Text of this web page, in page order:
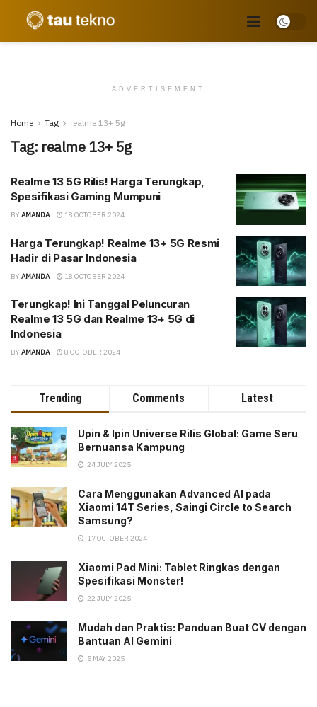
ADVERTISEMENT
Home Tag realme 13+ 5g
Tag: realme 13+ 5g
Realme 13 5G Rilis! Harga Terungkap,
Spesifikasi Gaming Mumpuni
BY AMANDA 18 OCTOBER 2024
Harga Terungkap! Realme 13+ 5G Resmi
Hadir di Pasar Indonesia
BY AMANDA 18 OCTOBER 2024
Terungkap! Ini Tanggal Peluncuran
Realme 13 5G dan Realme 13+ 5G di
Indonesia
BY AMANDA 8 OCTOBER 2024
Trending Comments Latest
Upin & Ipin Universe Rilis Global: Game Seru
Bernuansa Kampung
24 JULY 2025
Cara Menggunakan Advanced AI pada
Xiaomi 14T Series, Saingi Circle to Search
Samsung?
17 OCTOBER 2024
Xiaomi Pad Mini: Tablet Ringkas dengan
Spesifikasi Monster!
22 JULY 2025
Mudah dan Praktis: Panduan Buat CV dengan
Bantuan AI Gemini
5 MAY 2025